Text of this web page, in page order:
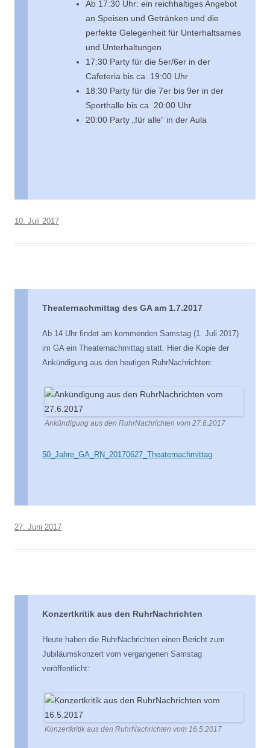
Ab 17:30 Uhr: ein reichhaltiges Angebot
an Speisen und Getränken und die
perfekte Gelegenheit für Unterhaltsames
und Unterhaltungen
17:30 Party für die 5er/6er in der
Cafeteria bis ca. 19:00 Uhr
18:30 Party für die 7er bis 9er in der
Sporthalle bis ca. 20:00 Uhr
20:00 Party „für alle“ in der Aula
10. Juli 2017
Theaternachmittag des GA am 1.7.2017
Ab 14 Uhr findet am kommenden Samstag (1. Juli 2017)
im GA ein Theaternachmittag statt. Hier die Kopie der
Ankündigung aus den heutigen RuhrNachrichten:
Ankündigung aus den RuhrNachrichten vom 27.6.2017
50_Jahre_GA_RN_20170627_Theaternachmittag
27. Juni 2017
Konzertkritik aus den RuhrNachrichten
Heute haben die RuhrNachrichten einen Bericht zum
Jubiläumskonzert vom vergangenen Samstag
veröffentlicht:
Konzertkritik aus den RuhrNachrichten vom 16.5.2017